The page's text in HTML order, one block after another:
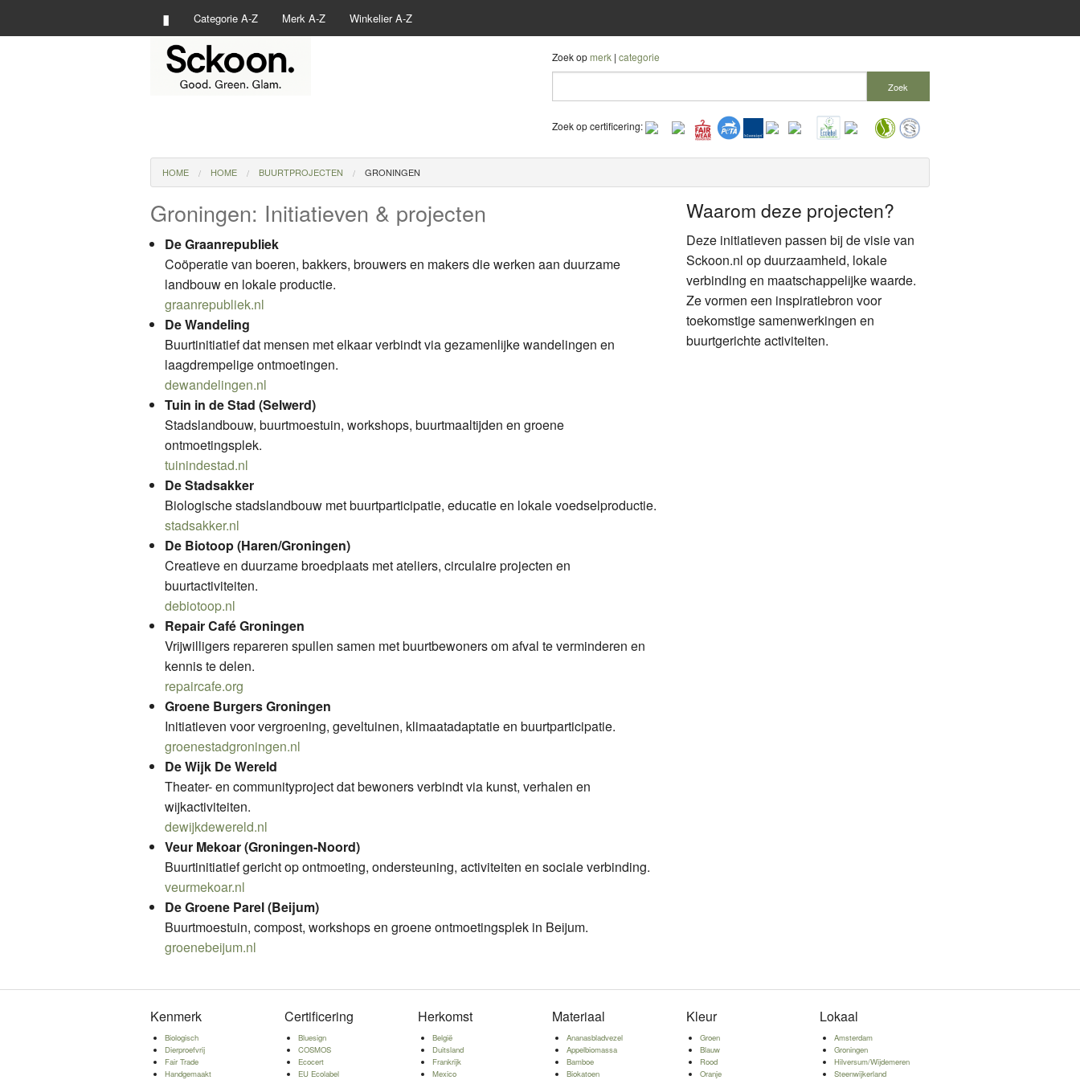
▮ Categorie A-Z Merk A-Z Winkelier A-Z
Zoek opmerk | categorie
Zoek
Zoek op certificering:
HOME HOME BUURTPROJECTEN GRONINGEN
Groningen: Initiatieven & projecten
De Graanrepubliek
Coöperatie van boeren, bakkers, brouwers en makers die werken aan duurzame
landbouw en lokale productie.
graanrepubliek.nl
De Wandeling
Buurtinitiatief dat mensen met elkaar verbindt via gezamenlijke wandelingen en
laagdrempelige ontmoetingen.
dewandelingen.nl
Tuin in de Stad (Selwerd)
Stadslandbouw, buurtmoestuin, workshops, buurtmaaltijden en groene
ontmoetingsplek.
tuinindestad.nl
De Stadsakker
Biologische stadslandbouw met buurtparticipatie, educatie en lokale voedselproductie.
stadsakker.nl
De Biotoop (Haren/Groningen)
Creatieve en duurzame broedplaats met ateliers, circulaire projecten en
buurtactiviteiten.
debiotoop.nl
Repair Café Groningen
Vrijwilligers repareren spullen samen met buurtbewoners om afval te verminderen en
kennis te delen.
repaircafe.org
Groene Burgers Groningen
Initiatieven voor vergroening, geveltuinen, klimaatadaptatie en buurtparticipatie.
groenestadgroningen.nl
De Wijk De Wereld
Theater- en communityproject dat bewoners verbindt via kunst, verhalen en
wijkactiviteiten.
dewijkdewereld.nl
Veur Mekoar (Groningen-Noord)
Buurtinitiatief gericht op ontmoeting, ondersteuning, activiteiten en sociale verbinding.
veurmekoar.nl
De Groene Parel (Beijum)
Buurtmoestuin, compost, workshops en groene ontmoetingsplek in Beijum.
groenebeijum.nl
Waarom deze projecten?
Deze initiatieven passen bij de visie van
Sckoon.nl op duurzaamheid, lokale
verbinding en maatschappelijke waarde.
Ze vormen een inspiratiebron voor
toekomstige samenwerkingen en
buurtgerichte activiteiten.
Kenmerk
Biologisch
Dierproefvrij
Fair Trade
Handgemaakt
Certificering
Bluesign
COSMOS
Ecocert
EU Ecolabel
Herkomst
België
Duitsland
Frankrijk
Mexico
Materiaal
Ananasbladvezel
Appelbiomassa
Bamboe
Biokatoen
Kleur
Groen
Blauw
Rood
Oranje
Lokaal
Amsterdam
Groningen
Hilversum/Wijdemeren
Steenwijkerland